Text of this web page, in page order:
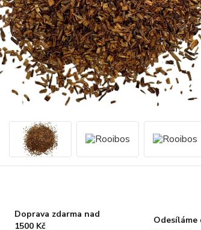
Doprava zdarma nad
1500 Kč
Odesíláme